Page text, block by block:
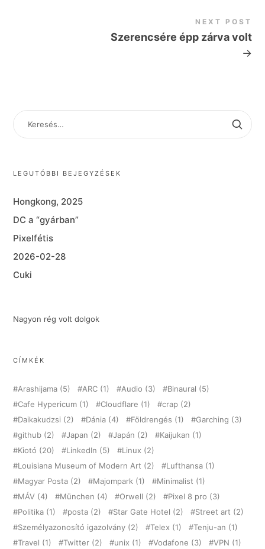
NEXT POST
Szerencsére épp zárva volt
→
KERESÉS:
LEGUTÓBBI BEJEGYZÉSEK
Hongkong, 2025
DC a “gyárban”
Pixelfétis
2026-02-28
Cuki
Nagyon rég volt dolgok
CÍMKÉK
Arashijama (5) ARC (1) Audio (3) Binaural (5)
Cafe Hypericum (1) Cloudflare (1) crap (2)
Daikakudzsi (2) Dánia (4) Földrengés (1) Garching (3)
github (2) Japan (2) Japán (2) Kaijukan (1)
Kiotó (20) LinkedIn (5) Linux (2)
Louisiana Museum of Modern Art (2) Lufthansa (1)
Magyar Posta (2) Majompark (1) Minimalist (1)
MÁV (4) München (4) Orwell (2) Pixel 8 pro (3)
Politika (1) posta (2) Star Gate Hotel (2) Street art (2)
Személyazonosító igazolvány (2) Telex (1) Tenju-an (1)
Travel (1) Twitter (2) unix (1) Vodafone (3) VPN (1)